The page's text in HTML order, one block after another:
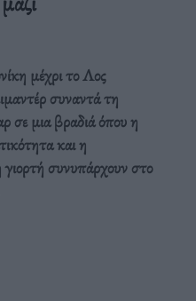
μέχρι το Λος
συναντά τη
μια βραδιά όπου η
και η
συνυπάρχουν στο